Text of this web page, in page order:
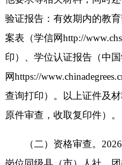
考生，不能进入体检环节。考核
布并进行确认。按岗位成绩排名
选。因自动放弃产生的空缺名额
（面试成绩合格分数60分以上）
低的顺序等额调剂。
（四）体检。2026年1月12
选，在二级甲等以上综合性医院
生自理。1月12日9:30考生到达